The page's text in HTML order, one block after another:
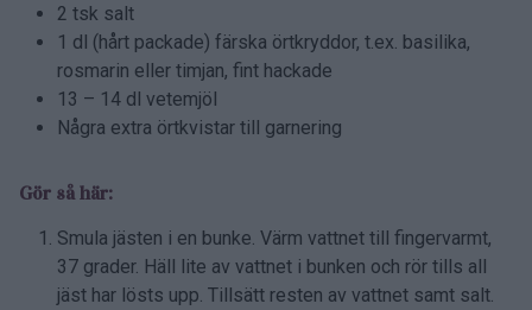
2 tsk salt
1 dl (hårt packade) färska örtkryddor, t.ex. basilika,
rosmarin eller timjan, fint hackade
13 – 14 dl vetemjöl
Några extra örtkvistar till garnering
Gör så här:
Smula jästen i en bunke. Värm vattnet till fingervarmt,
37 grader. Häll lite av vattnet i bunken och rör tills all
jäst har lösts upp. Tillsätt resten av vattnet samt salt.